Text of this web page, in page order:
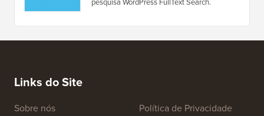
Links do Site
Sobre nós
Política de Privacidade